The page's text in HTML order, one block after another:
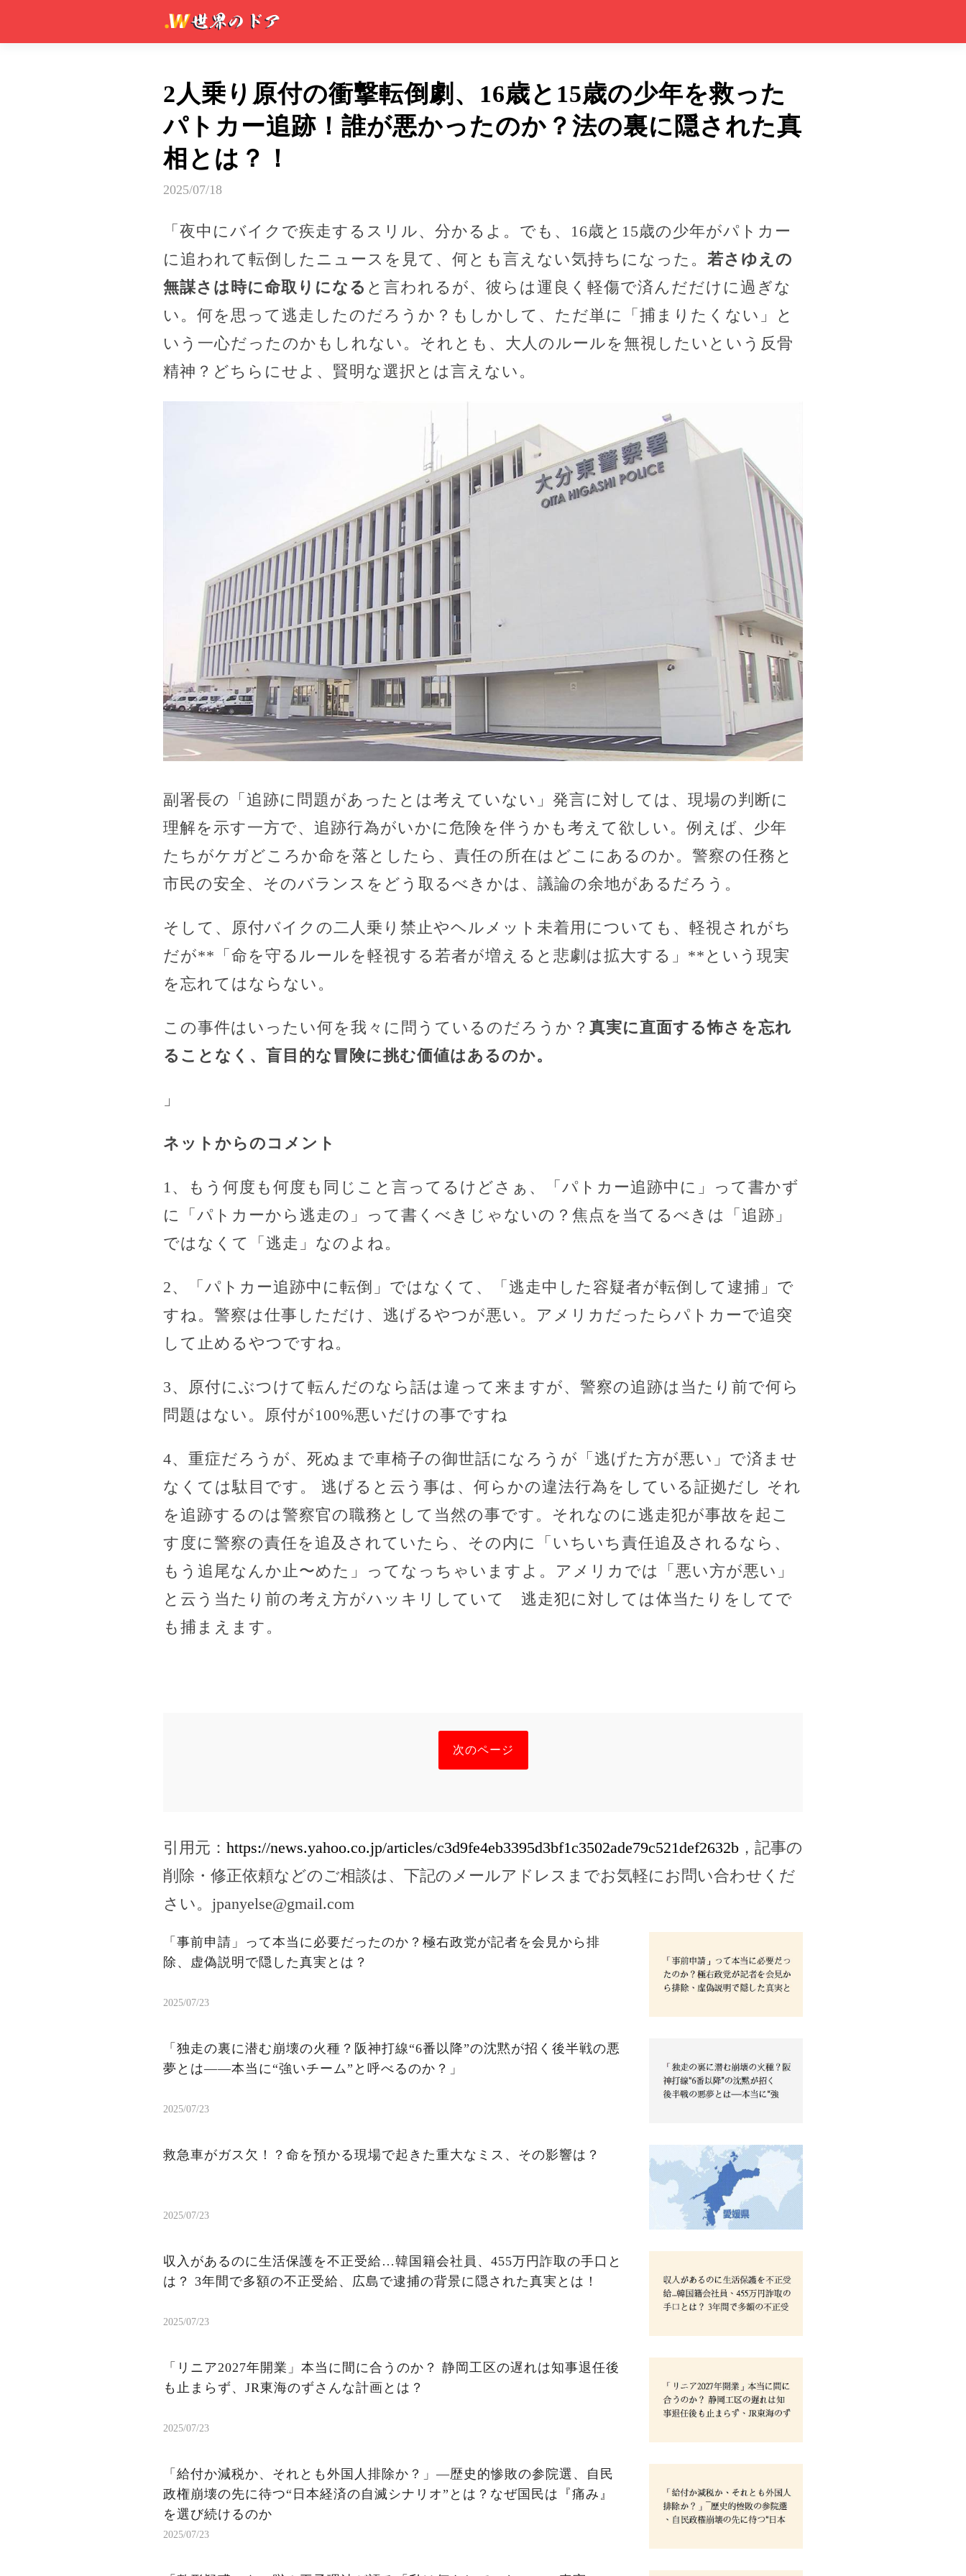
2人乗り原付の衝撃転倒劇、16歳と15歳の少年を救った
パトカー追跡！誰が悪かったのか？法の裏に隠された真
相とは？！
2025/07/18
「夜中にバイクで疾走するスリル、分かるよ。でも、16歳と15歳の少年がパトカー
に追われて転倒したニュースを見て、何とも言えない気持ちになった。 若さゆえの
無謀さは時に命取りになる と言われるが、彼らは運良く軽傷で済んだだけに過ぎな
い。何を思って逃走したのだろうか？もしかして、ただ単に「捕まりたくない」と
いう一心だったのかもしれない。それとも、大人のルールを無視したいという反骨
精神？どちらにせよ、賢明な選択とは言えない。
副署長の「追跡に問題があったとは考えていない」発言に対しては、現場の判断に
理解を示す一方で、追跡行為がいかに危険を伴うかも考えて欲しい。例えば、少年
たちがケガどころか命を落としたら、責任の所在はどこにあるのか。警察の任務と
市民の安全、そのバランスをどう取るべきかは、議論の余地があるだろう。
そして、原付バイクの二人乗り禁止やヘルメット未着用についても、軽視されがち
だが**「命を守るルールを軽視する若者が増えると悲劇は拡大する」**という現実
を忘れてはならない。
この事件はいったい何を我々に問うているのだろうか？ 真実に直面する怖さを忘れ
ることなく、盲目的な冒険に挑む価値はあるのか。
」
ネットからのコメント
1、もう何度も何度も同じこと言ってるけどさぁ、「パトカー追跡中に」って書かず
に「パトカーから逃走の」って書くべきじゃないの？焦点を当てるべきは「追跡」
ではなくて「逃走」なのよね。
2、「パトカー追跡中に転倒」ではなくて、「逃走中した容疑者が転倒して逮捕」で
すね。警察は仕事しただけ、逃げるやつが悪い。アメリカだったらパトカーで追突
して止めるやつですね。
3、原付にぶつけて転んだのなら話は違って来ますが、警察の追跡は当たり前で何ら
問題はない。原付が100%悪いだけの事ですね
4、重症だろうが、死ぬまで車椅子の御世話になろうが「逃げた方が悪い」で済ませ
なくては駄目です。 逃げると云う事は、何らかの違法行為をしている証拠だし それ
を追跡するのは警察官の職務として当然の事です。それなのに逃走犯が事故を起こ
す度に警察の責任を追及されていたら、その内に「いちいち責任追及されるなら、
もう追尾なんか止〜めた」ってなっちゃいますよ。アメリカでは「悪い方が悪い」
と云う当たり前の考え方がハッキリしていて 逃走犯に対しては体当たりをしてで
も捕まえます。
次のページ
引用元： https://news.yahoo.co.jp/articles/c3d9fe4eb3395d3bf1c3502ade79c521def2632b ，記事の
削除・修正依頼などのご相談は、下記のメールアドレスまでお気軽にお問い合わせくだ
さい。 jpanyelse@gmail.com
「事前申請」って本当に必要だったのか？極右政党が記者を会見から排
除、虚偽説明で隠した真実とは？
2025/07/23
「独走の裏に潜む崩壊の火種？阪神打線“6番以降”の沈黙が招く後半戦の悪
夢とは——本当に“強いチーム”と呼べるのか？」
2025/07/23
救急車がガス欠！？命を預かる現場で起きた重大なミス、その影響は？
2025/07/23
収入があるのに生活保護を不正受給…韓国籍会社員、455万円詐取の手口と
は？ 3年間で多額の不正受給、広島で逮捕の背景に隠された真実とは！
2025/07/23
「リニア2027年開業」本当に間に合うのか？ 静岡工区の遅れは知事退任後
も止まらず、JR東海のずさんな計画とは？
2025/07/23
「給付か減税か、それとも外国人排除か？」―歴史的惨敗の参院選、自民
政権崩壊の先に待つ“日本経済の自滅シナリオ”とは？なぜ国民は『痛み』
を選び続けるのか
2025/07/23